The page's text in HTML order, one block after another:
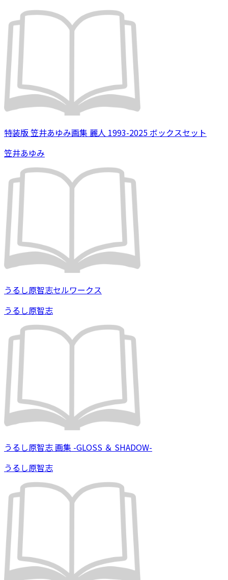
特装版 笠井あゆみ画集 麗人 1993-2025 ボックスセット
笠井あゆみ
うるし原智志セルワークス
うるし原智志
うるし原智志 画集 -GLOSS ＆ SHADOW-
うるし原智志